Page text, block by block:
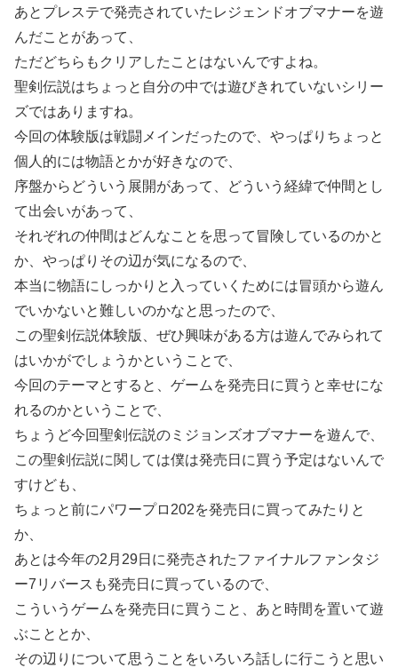
あとプレステで発売されていたレジェンドオブマナーを遊
んだことがあって、
ただどちらもクリアしたことはないんですよね。
聖剣伝説はちょっと自分の中では遊びきれていないシリー
ズではありますね。
今回の体験版は戦闘メインだったので、やっぱりちょっと
個人的には物語とかが好きなので、
序盤からどういう展開があって、どういう経緯で仲間とし
て出会いがあって、
それぞれの仲間はどんなことを思って冒険しているのかと
か、やっぱりその辺が気になるので、
本当に物語にしっかりと入っていくためには冒頭から遊ん
でいかないと難しいのかなと思ったので、
この聖剣伝説体験版、ぜひ興味がある方は遊んでみられて
はいかがでしょうかということで、
今回のテーマとすると、ゲームを発売日に買うと幸せにな
れるのかということで、
ちょうど今回聖剣伝説のミジョンズオブマナーを遊んで、
この聖剣伝説に関しては僕は発売日に買う予定はないんで
すけども、
ちょっと前にパワープロ202を発売日に買ってみたりと
か、
あとは今年の2月29日に発売されたファイナルファンタジ
ー7リバースも発売日に買っているので、
こういうゲームを発売日に買うこと、あと時間を置いて遊
ぶこととか、
その辺りについて思うことをいろいろ話しに行こうと思い